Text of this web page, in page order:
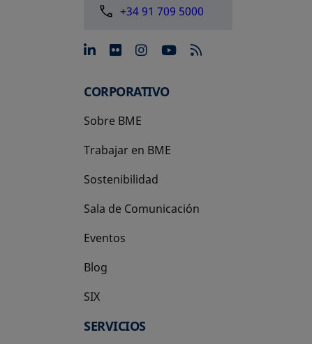
+34 91 709 5000
se abre en una pestaña
se abre en una pestaña
se abre en una
se abre en una
CORPORATIVO
Sobre BME
Trabajar en BME
Sostenibilidad
Sala de Comunicación
Eventos
Blog
SIX
se abre en una pestaña nueva
SERVICIOS